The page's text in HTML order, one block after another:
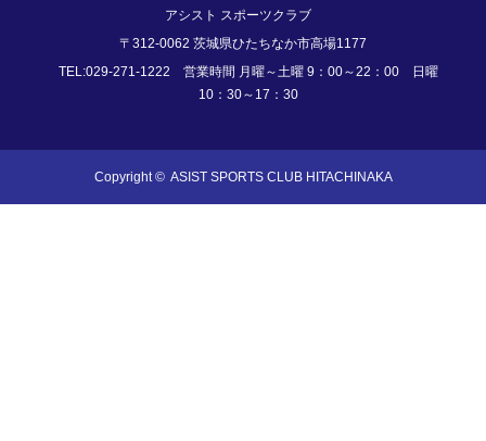
アシスト スポーツクラブ
〒312-0062 茨城県ひたちなか市高場1177
TEL:029-271-1222 営業時間 月曜～土曜 9：00～22：00 日曜
10：30～17：30
Copyright © ASIST SPORTS CLUB HITACHINAKA